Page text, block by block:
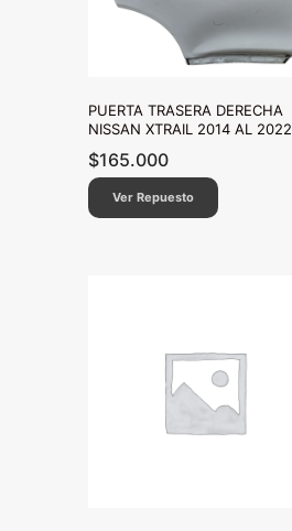
PUERTA TRASERA DERECHA
NISSAN XTRAIL 2014 AL 2022
$165.000
Ver Repuesto